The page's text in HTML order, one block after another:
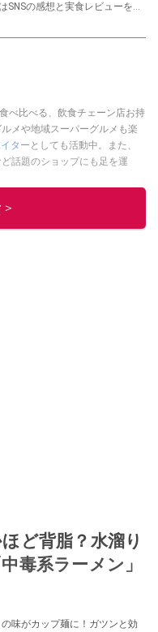
SNSの感想と実食レビューを紹
べ比べる、飲食チェーン店お持
メや地域スーパーグルメも楽
ター としても活動中。また、
話題のショップにも足を運
ャトレーゼBOOK」などでグ
。
ど背脂？水溜り
毒系ラーメン」
味がカップ麺に！ガツンと効